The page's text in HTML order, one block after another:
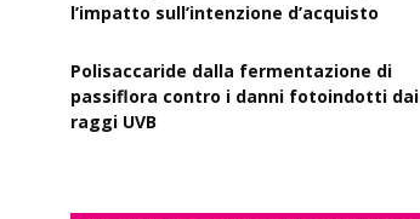
l’impatto sull’intenzione d’acquisto
Polisaccaride dalla fermentazione di
passiflora contro i danni fotoindotti dai
raggi UVB